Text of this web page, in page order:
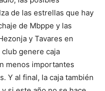
de las estrellas que hay
de Mbppe y las
y Tavares en
genere caja
menos importantes
Y al final, la caja también